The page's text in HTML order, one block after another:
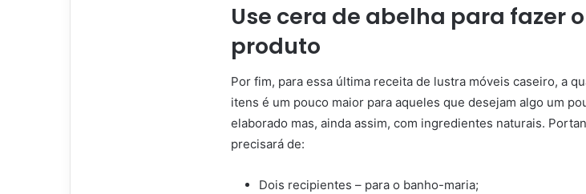
Use cera de abelha para fazer
produto
Por fim, para essa última receita de lustra móveis caseiro, a
itens é um pouco maior para aqueles que desejam algo um
elaborado mas, ainda assim, com ingredientes naturais.
precisará de:
Dois recipientes – para o banho-maria;